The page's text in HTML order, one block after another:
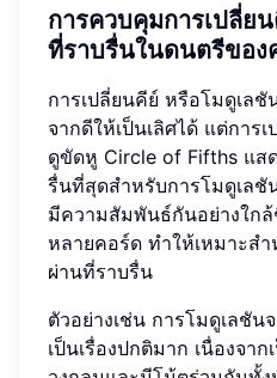
การควบคุมการเปลี่ย
ที่ราบรื่นในดนตรีขอ
การเปลี่ยนคีย์ หรือโมดูเลชั
จากดีให้เป็นเลิศได้ แต่การ
ดูขัดหู Circle of Fifths แส
รื่นที่สุดสำหรับการโมดูเล
มีความสัมพันธ์กันอย่างใก
หลายคอร์ด ทำให้เหมาะสำ
ผ่านที่ราบรื่น
ตัวอย่างเช่น การโมดูเลชัน
เป็นเรื่องปกติมาก เนื่องจา